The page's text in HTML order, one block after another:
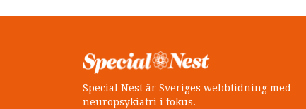
Special Nest är Sveriges webbtidning med
neuropsykiatri i fokus.